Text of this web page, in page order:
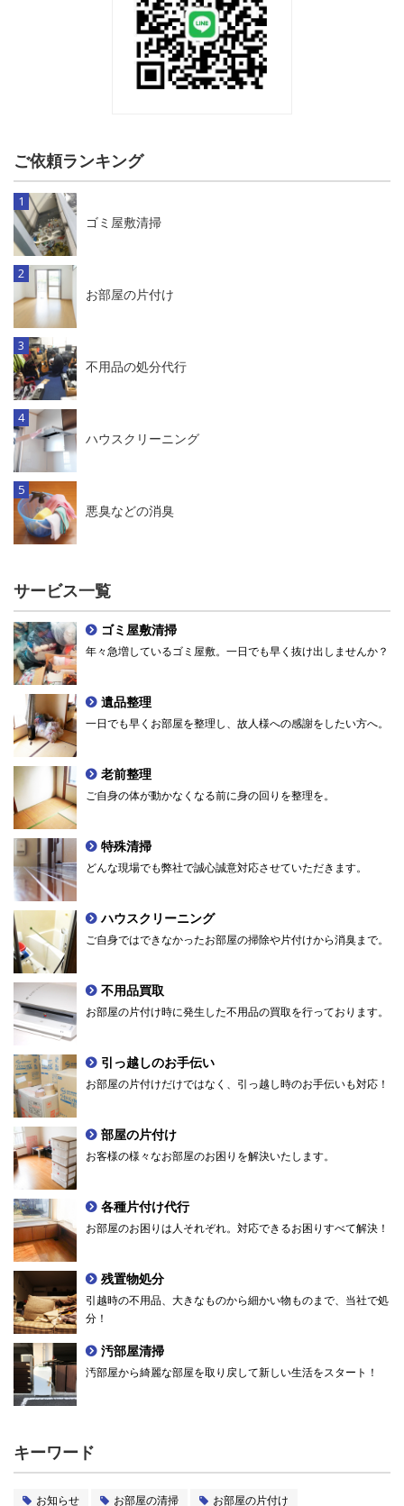
ご依頼ランキング
ゴミ屋敷清掃
お部屋の片付け
不用品の処分代行
ハウスクリーニング
悪臭などの消臭
サービス一覧
ゴミ屋敷清掃
年々急増しているゴミ屋敷。一日でも早く抜け出しませんか？
遺品整理
一日でも早くお部屋を整理し、故人様への感謝をしたい方へ。
老前整理
ご自身の体が動かなくなる前に身の回りを整理を。
特殊清掃
どんな現場でも弊社で誠心誠意対応させていただきます。
ハウスクリーニング
ご自身ではできなかったお部屋の掃除や片付けから消臭まで。
不用品買取
お部屋の片付け時に発生した不用品の買取を行っております。
引っ越しのお手伝い
お部屋の片付けだけではなく、引っ越し時のお手伝いも対応！
部屋の片付け
お客様の様々なお部屋のお困りを解決いたします。
各種片付け代行
お部屋のお困りは人それぞれ。対応できるお困りすべて解決！
残置物処分
引越時の不用品、大きなものから細かい物ものまで、当社で処
分！
汚部屋清掃
汚部屋から綺麗な部屋を取り戻して新しい生活をスタート！
キーワード
お知らせ お部屋の清掃
お部屋の片付け